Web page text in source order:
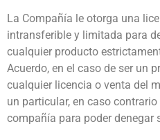
La Compañía le otorga una
intransferible y limitada para
cualquier producto
Acuerdo, en el caso de ser un
cualquier licencia o venta del
un particular, en caso
compañía para poder denegar